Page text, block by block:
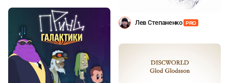
Лев Степаненко PRO